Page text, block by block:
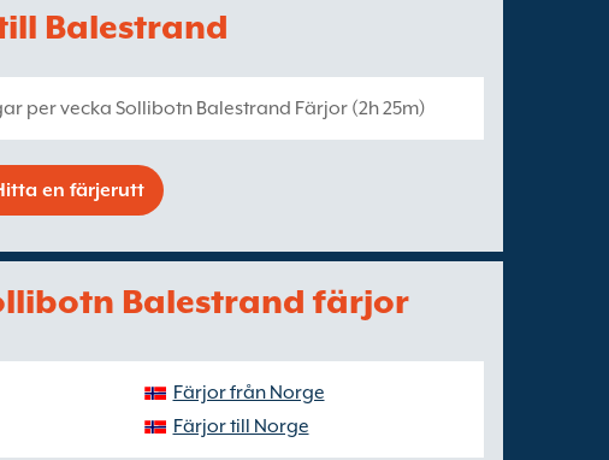
Balestrand
per vecka Sollibotn Balestrand Färjor (2h 25m)
en färjerutt
Balestrand färjor
Färjor från Norge
Färjor till Norge